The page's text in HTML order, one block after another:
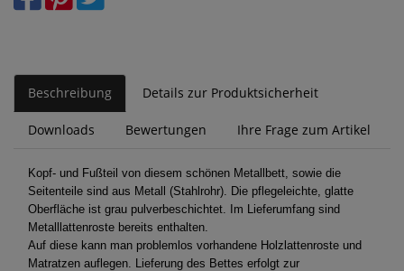
Beschreibung Details zur Produktsicherheit
Downloads Bewertungen Ihre Frage zum Artikel
Kopf- und Fußteil von diesem schönen Metallbett, sowie die
Seitenteile sind aus Metall (Stahlrohr). Die pflegeleichte, glatte
Oberfläche ist grau pulverbeschichtet. Im Lieferumfang sind
Metalllattenroste bereits enthalten.
Auf diese kann man problemlos vorhandene Holzlattenroste und
Matratzen auflegen. Lieferung des Bettes erfolgt zur